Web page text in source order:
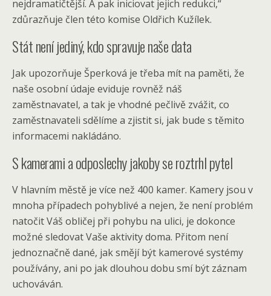
nejdramatičtější. A pak iniciovat jejich redukci,“
zdůrazňuje člen této komise Oldřich Kužílek.
Stát není jediný, kdo spravuje naše data
Jak upozorňuje Šperková je třeba mít na paměti, že
naše osobní údaje eviduje rovněž náš
zaměstnavatel, a tak je vhodné pečlivě zvážit, co
zaměstnavateli sdělíme a zjistit si, jak bude s těmito
informacemi nakládáno.
S kamerami a odposlechy jakoby se roztrhl pytel
V hlavním městě je více než 400 kamer. Kamery jsou v
mnoha případech pohyblivé a nejen, že není problém
natočit Váš obličej při pohybu na ulici, je dokonce
možné sledovat Vaše aktivity doma. Přitom není
jednoznačně dané, jak smějí být kamerové systémy
používány, ani po jak dlouhou dobu smí být záznam
uchováván.